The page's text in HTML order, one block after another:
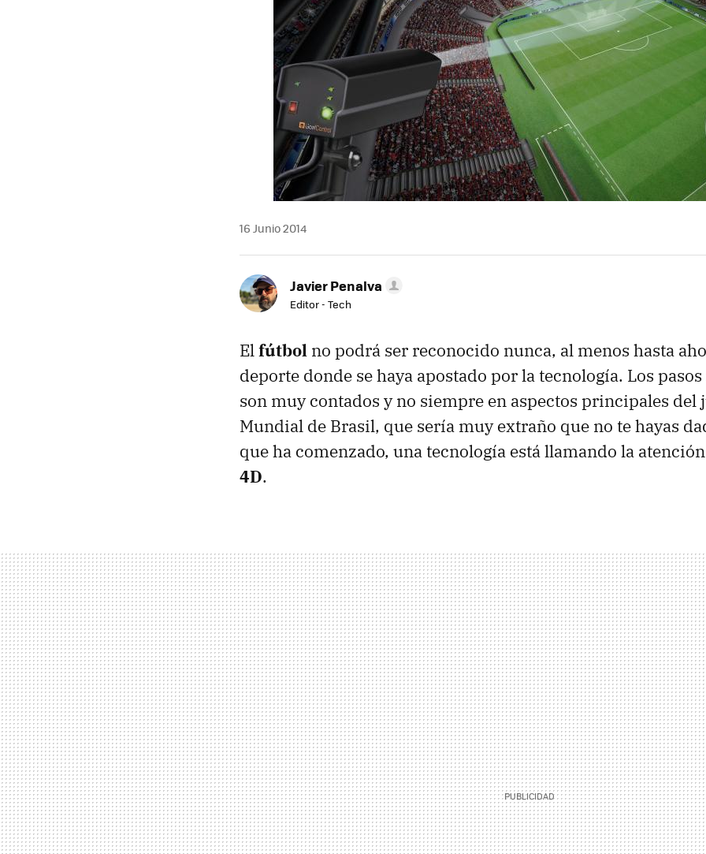
16 Junio 2014
Javier Penalva
Editor - Tech
Elfútbol no podrá ser reconocido nunca, al menos hasta
deporte donde se haya apostado por la tecnología. Los
son muy contados y no siempre en aspectos principales del
Mundial de Brasil, que sería muy extraño que no te hayas
que ha comenzado, una tecnología está llamando la
4D.